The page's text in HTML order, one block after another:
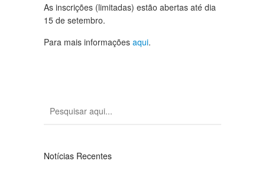
As inscrições (limitadas) estão abertas até dia
15 de setembro.
Para mais informações aqui.
Notícias Recentes